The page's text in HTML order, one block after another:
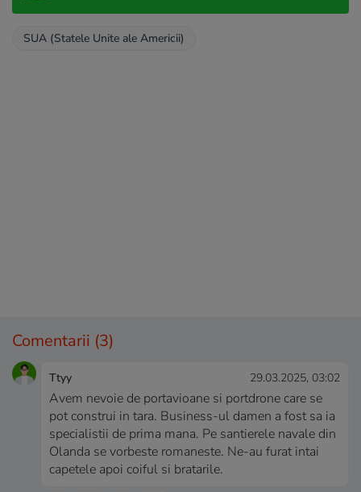
SUA (Statele Unite ale Americii)
Comentarii (3)
Ttyy 29.03.2025, 03:02
Avem nevoie de portavioane si portdrone care se
pot construi in tara. Business-ul damen a fost sa ia
specialistii de prima mana. Pe santierele navale din
Olanda se vorbeste romaneste. Ne-au furat intai
capetele apoi coiful si bratarile.